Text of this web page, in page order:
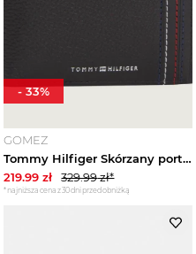
GOMEZ
Tommy Hilfiger Skórzany portfel czarny
219.99 zł 329.99zł*
*najniższa cena z 30 dni przed obniżką
-33%